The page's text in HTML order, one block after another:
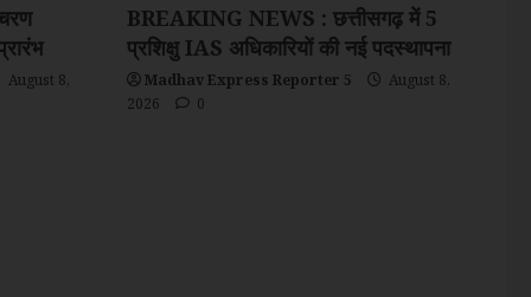
August 8,
BREAKING NEWS : छत्तीसगढ़ में 5
प्रशिक्षु IAS अधिकारियों की नई पदस्थापना
Madhav Express Reporter 5
August 8,
2026
0